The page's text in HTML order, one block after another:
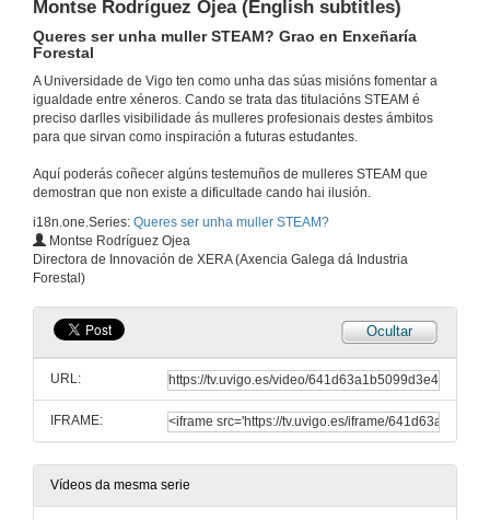
Montse Rodríguez Ojea (English subtitles)
Queres ser unha muller STEAM? Grao en Enxeñaría
Forestal
A Universidade de Vigo ten como unha das súas misións fomentar a
igualdade entre xéneros. Cando se trata das titulacións STEAM é
preciso darlles visibilidade ás mulleres profesionais destes ámbitos
para que sirvan como inspiración a futuras estudantes.
Aquí poderás coñecer algúns testemuños de mulleres STEAM que
demostran que non existe a dificultade cando hai ilusión.
i18n.one.Series: Queres ser unha muller STEAM?
Montse Rodríguez Ojea
Directora de Innovación de XERA (Axencia Galega dá Industria
Forestal)
Ocultar
URL:
IFRAME:
Vídeos da mesma serie